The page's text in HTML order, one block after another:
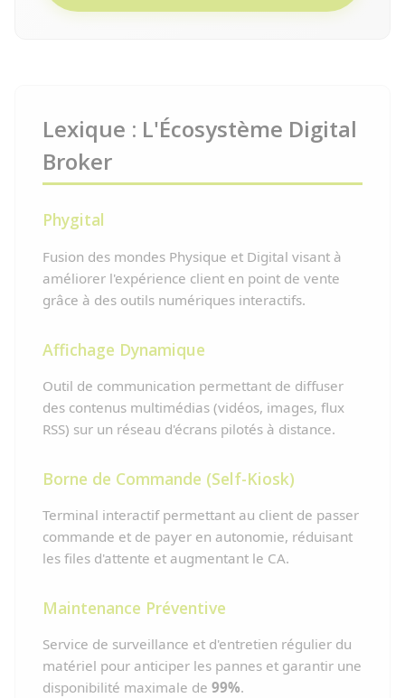
Lexique : L'Écosystème Digital
Broker
Phygital
Fusion des mondes Physique et Digital visant à
améliorer l'expérience client en point de vente
grâce à des outils numériques interactifs.
Affichage Dynamique
Outil de communication permettant de diffuser
des contenus multimédias (vidéos, images, flux
RSS) sur un réseau d'écrans pilotés à distance.
Borne de Commande (Self-Kiosk)
Terminal interactif permettant au client de passer
commande et de payer en autonomie, réduisant
les files d'attente et augmentant le CA.
Maintenance Préventive
Service de surveillance et d'entretien régulier du
matériel pour anticiper les pannes et garantir une
disponibilité maximale de 99%.